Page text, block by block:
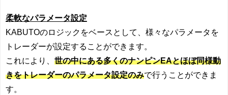
柔軟なパラメータ設定
KABUTOのロジックをベースとして、様々なパラメータを
トレーダーが設定することができます。
これにより、 世の中にある多くのナンピンEAとほぼ同様動
きをトレーダーのパラメータ設定のみで行うことができま
す。